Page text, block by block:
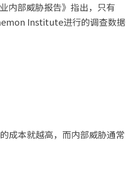
内部威胁报告》指出，只有
Institute进行的调查数据
成本就越高，而内部威胁通常